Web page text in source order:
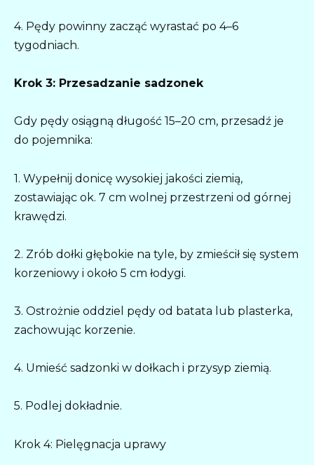
4. Pędy powinny zacząć wyrastać po 4–6
tygodniach.
Krok 3: Przesadzanie sadzonek
Gdy pędy osiągną długość 15–20 cm, przesadź je
do pojemnika:
1. Wypełnij donicę wysokiej jakości ziemią,
zostawiając ok. 7 cm wolnej przestrzeni od górnej
krawędzi.
2. Zrób dołki głębokie na tyle, by zmieścił się system
korzeniowy i około 5 cm łodygi.
3. Ostrożnie oddziel pędy od batata lub plasterka,
zachowując korzenie.
4. Umieść sadzonki w dołkach i przysyp ziemią.
5. Podlej dokładnie.
Krok 4: Pielęgnacja uprawy